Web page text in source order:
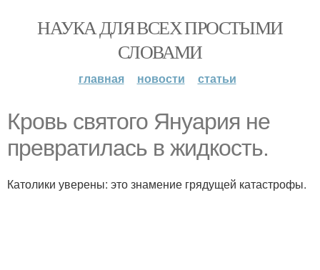
НАУКА ДЛЯ ВСЕХ ПРОСТЫМИ
СЛОВАМИ
главная новости статьи
Кровь святого Януария не
превратилась в жидкость.
Католики уверены: это знамение грядущей катастрофы.